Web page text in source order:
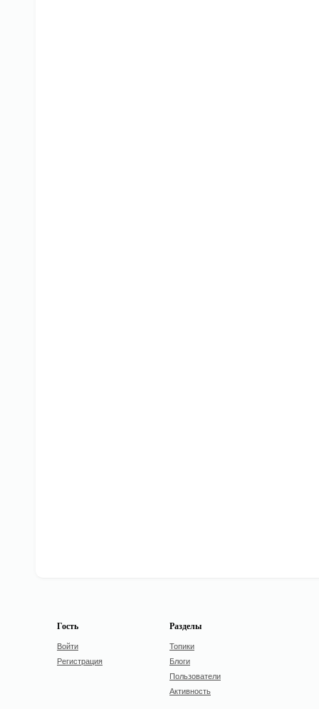
Гость
Войти
Регистрация
Разделы
Топики
Блоги
Пользователи
Активность